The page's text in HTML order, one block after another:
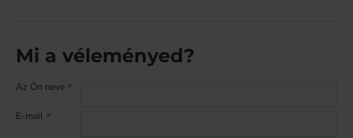
Mi a véleményed?
Az Ön neve
E-mail